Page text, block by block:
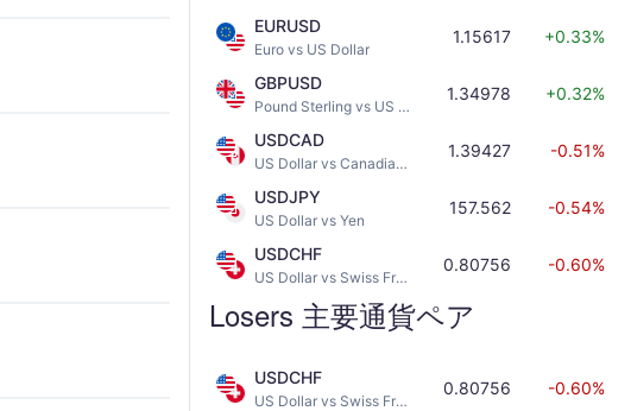
EURUSD
Euro vs US Dollar
1.15617 +0.33%
GBPUSD
Pound Sterling vs US Dollar
1.34978 +0.32%
USDCAD
US Dollar vs Canadian Dollar
1.39427 -0.51%
USDJPY
US Dollar vs Yen
157.562 -0.54%
USDCHF
US Dollar vs Swiss Franc
0.80756 -0.60%
Losers 主要通貨ペア
USDCHF
US Dollar vs Swiss Franc
0.80756 -0.60%